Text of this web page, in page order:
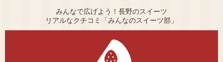
みんなで広げよう！長野のスイーツ
リアルなクチコミ「みんなのスイーツ部」